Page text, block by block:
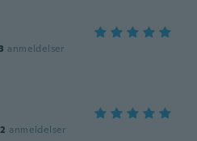
anmeldelser
anmeldelser